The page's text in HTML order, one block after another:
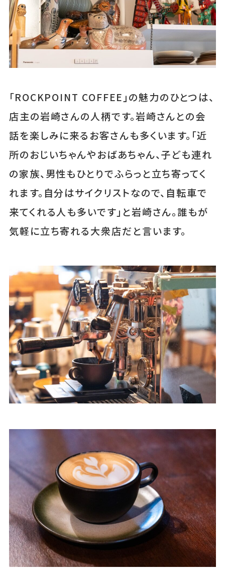
「ROCKPOINT COFFEE」の魅力のひとつは、
店主の岩崎さんの人柄です。岩崎さんとの会
話を楽しみに来るお客さんも多くいます。「近
所のおじいちゃんやおばあちゃん、子ども連れ
の家族、男性もひとりでふらっと立ち寄ってく
れます。自分はサイクリストなので、自転車で
来てくれる人も多いです」と岩崎さん。誰もが
気軽に立ち寄れる大衆店だと言います。